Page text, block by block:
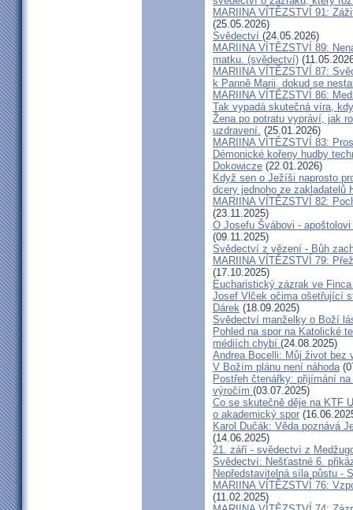
MARIINA VÍTĚZSTVÍ 91:
(25.05.2026)
Svědectví (24.05.2026)
MARIINA VÍTĚZSTVÍ 89:
matku. (svědectví)
MARIINA VÍTĚZSTVÍ 87:
k Panně Marii, dokud se
MARIINA VÍTĚZSTVÍ 86:
Tak vypadá skutečná víra,
Žena po potratu vypráví, jak
uzdravení. (25.01.2026)
MARIINA VÍTĚZSTVÍ 83:
Démonické kořeny hudby
Dokowicze (22.01.2026)
Když sen o Ježíši naprosto
dcery jednoho ze zakladatelů
MARIINA VÍTĚZSTVÍ 82:
(23.11.2025)
O Josefu Švábovi -
(09.11.2025)
Svědectví z vězení - Bůh
MARIINA VÍTĚZSTVÍ 79:
(17.10.2025)
Eucharistický zázrak ve
Josef Vlček očima ošetřující
Dárek (18.09.2025)
Svědectví manželky o Boží
Pohled na spor na Katolické
médiích chybí (24.08.2025)
Andrea Bocelli: Můj život
V Božím plánu není náhoda
Postřeh čtenářky: přijímání
výročím (03.07.2025)
Co se skutečně děje na KTF
o akademický spor
Karol Dučák: Věda poznává
(14.06.2025)
21. září - svědectví z
Svědectví: Nešťastné 6.
Nepředstavitelná síla půstu -
MARIINA VÍTĚZSTVÍ 76:
(11.02.2025)